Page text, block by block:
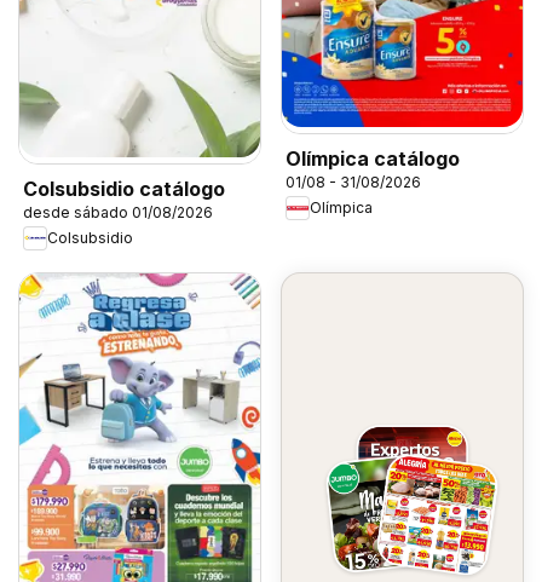
Colsubsidio catálogo
desde sábado 01/08/2026
Colsubsidio
Olímpica catálogo
01/08 - 31/08/2026
Olímpica